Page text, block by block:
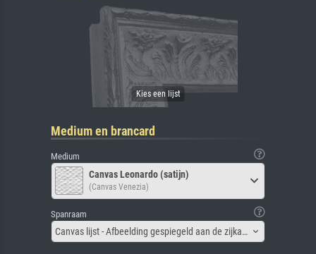
Medium en brancard
Medium
Canvas Leonardo (satijn)
(Canvas Venezia)
Spanraam
Canvas lijst - Afbeelding gespiegeld aan de zijkant